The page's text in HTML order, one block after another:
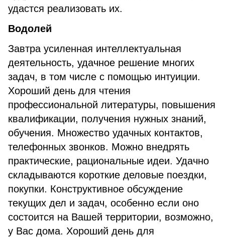
удастся реализовать их.
Водолей
Завтра усиленная интеллектуальная
деятельность, удачное решение многих
задач, в том числе с помощью интуиции.
Хороший день для чтения
профессиональной литературы, повышения
квалификации, получения нужных знаний,
обучения. Множество удачных контактов,
телефонных звонков. Можно внедрять
практические, рациональные идеи. Удачно
складываются короткие деловые поездки,
покупки. Конструктивное обсуждение
текущих дел и задач, особенно если оно
состоится на Вашей территории, возможно,
у Вас дома. Хороший день для